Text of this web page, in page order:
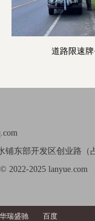
道路限速
铺东部开发区创业路（
2022-2025 lanyue.com
瑞盛驰 百度